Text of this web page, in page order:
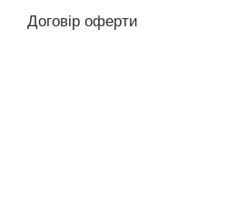
Договір оферти